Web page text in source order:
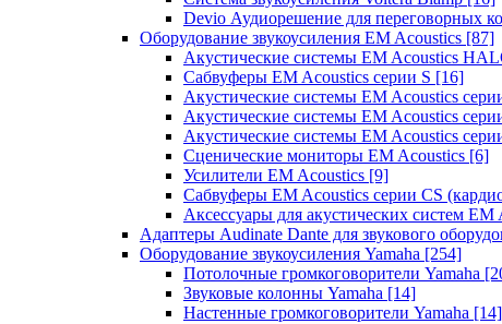
Devio Аудиорешение для переговорных
Оборудование звукоусиления EM Acoustics [87]
Акустические системы EM Acoustics
Сабвуферы EM Acoustics серии S [16]
Акустические системы EM Acoustics
Акустические системы EM Acoustics
Акустические системы EM Acoustics
Сценические мониторы EM Acoustics [6]
Усилители EM Acoustics [9]
Сабвуферы EM Acoustics серии CS
Аксессуары для акустических систем EM
Адаптеры Audinate Dante для звукового
Оборудование звукоусиления Yamaha [254]
Потолочные громкоговорители Yamaha
Звуковые колонны Yamaha [14]
Настенные громкоговорители Yamaha [14]